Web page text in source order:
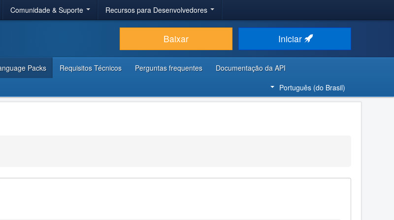
Comunidade & Suporte Recursos para Desenvolvedores
Baixar Iniciar
Packs Requisitos Técnicos Perguntas frequentes
Documentação da API
Português (do Brasil)